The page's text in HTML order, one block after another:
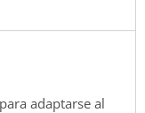
adaptarse al